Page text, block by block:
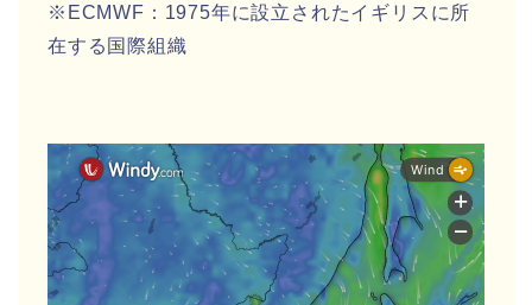
※ECMWF：1975年に設立されたイギリスに所
在する国際組織